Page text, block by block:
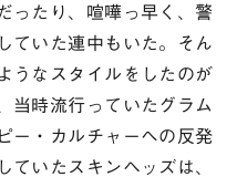
ったり、喧嘩っ早く、警
ていた連中もいた。そん
うなスタイルをしたのが
当時流行っていたグラム
ー・カルチャーへの反発
ていたスキンヘッズは、